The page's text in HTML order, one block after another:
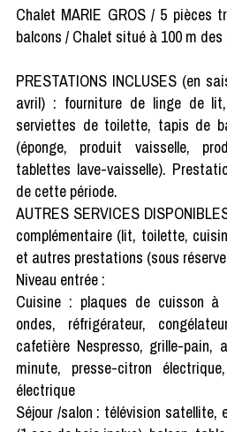
Chalet MARIE GROS / 5 pièces
balcons / Chalet situé à 100 m
PRESTATIONS INCLUSES (en
avril) : fourniture de linge de
serviettes de toilette, tapis de
(éponge, produit vaisselle,
tablettes lave-vaisselle).
de cette période.
AUTRES SERVICES
complémentaire (lit, toilette,
et autres prestations (sous
Niveau entrée :
Cuisine : plaques de cuisson
ondes, réfrigérateur,
cafetière Nespresso, grille-
minute, presse-citron
électrique
Séjour /salon : télévision satellite,